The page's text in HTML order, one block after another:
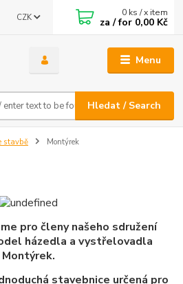
Menu
CZK
Hledat / Search
0 ks / x item
za / for 0,00 Kč
stavbě Montýrek
pro členy našeho sdružení
házedla a vystřelovadla
Montýrek.
stavebnice určená pro